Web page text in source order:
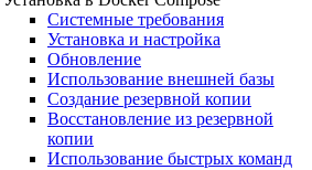
Системные требования
Установка и настройка
Обновление
Использование внешней базы
Создание резервной копии
Восстановление из резервной
копии
Использование быстрых команд